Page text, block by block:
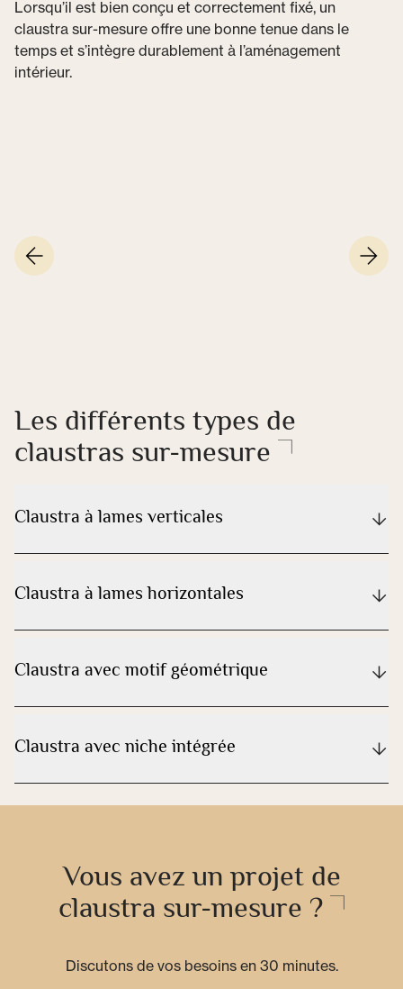
Lorsqu’il est bien conçu et correctement fixé, un
claustra sur-mesure offre une bonne tenue dans le
temps et s’intègre durablement à l’aménagement
intérieur.
Les différents types de
claustras sur-mesure
Claustra à lames verticales
Claustra à lames horizontales
Claustra avec motif géométrique
Claustra avec niche intégrée
Vous avez un projet de
claustra sur-mesure ?
Discutons de vos besoins en 30 minutes.